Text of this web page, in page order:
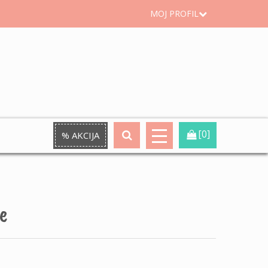
MOJ PROFIL
% AKCIJA [0]